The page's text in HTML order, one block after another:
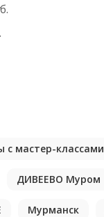
с мастер-классами
ДИВЕЕВО Муром
Мурманск